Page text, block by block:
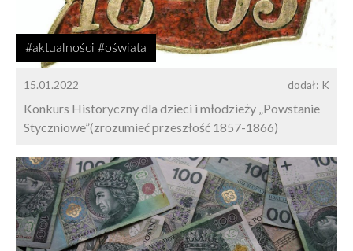
#aktualności #oświata
15.01.2022 dodał: K
Konkurs Historyczny dla dzieci i młodzieży „Powstanie
Styczniowe”(zrozumieć przeszłość 1857-1866)